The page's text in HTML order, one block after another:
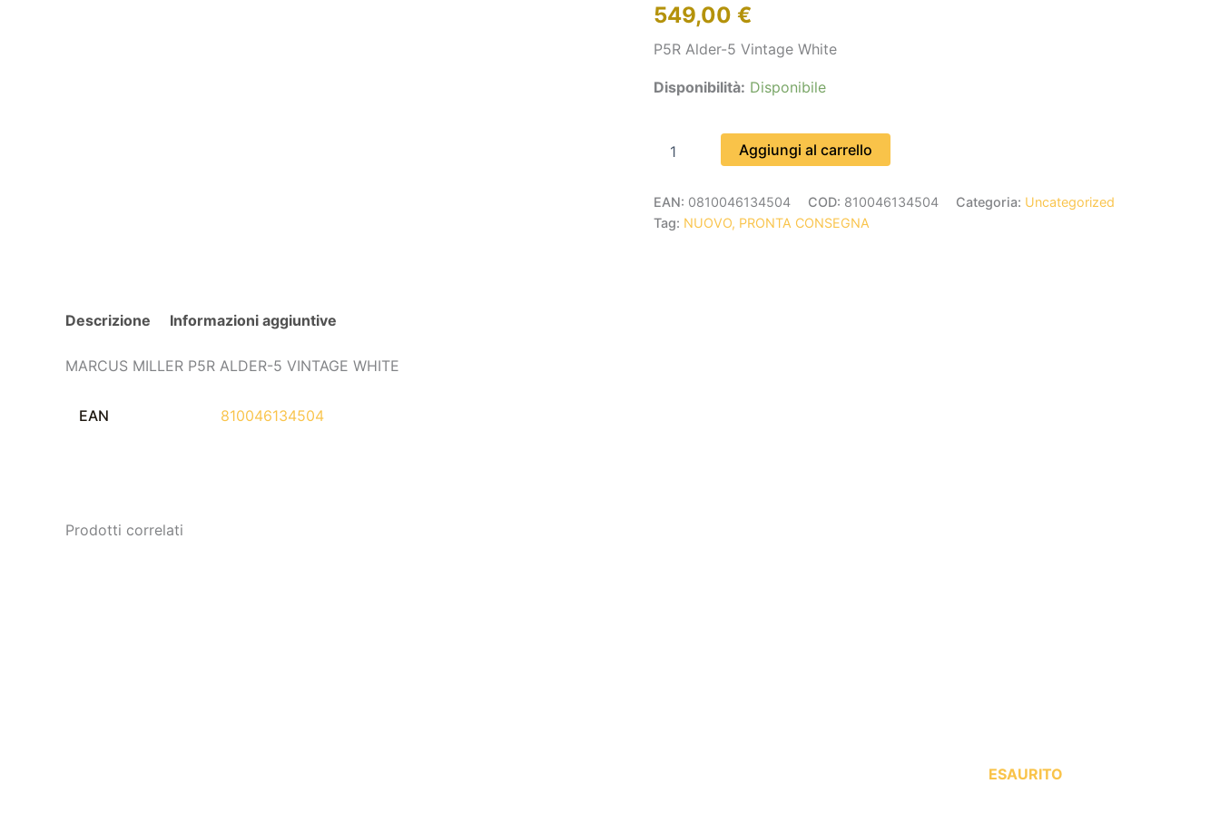
549,00 €
P5R Alder-5 Vintage White
Disponibilità: Disponibile
quantità
Aggiungi al carrello
EAN: 0810046134504 COD: 810046134504 Categoria: Uncategorized
Tag: NUOVO, PRONTA CONSEGNA
Descrizione Informazioni aggiuntive
MARCUS MILLER P5R ALDER-5 VINTAGE WHITE
EAN 810046134504
Prodotti correlati
ESAURITO